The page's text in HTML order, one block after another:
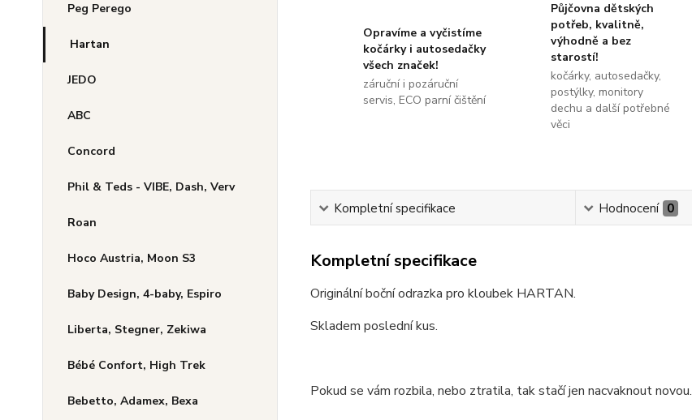
Peg Perego
Hartan
JEDO
ABC
Concord
Phil & Teds - VIBE, Dash, Verv
Roan
Hoco Austria, Moon S3
Baby Design, 4-baby, Espiro
Liberta, Stegner, Zekiwa
Bébé Confort, High Trek
Bebetto, Adamex, Bexa
Opravíme a vyčistíme
kočárky i autosedačky
všech značek!
záruční i pozáruční
servis, ECO parní čištění
Půjčovna dětských
potřeb, kvalitně,
výhodně a bez
starostí!
kočárky, autosedačky,
postýlky, monitory
dechu a další potřebné
věci
Kompletní specifikace Hodnocení 0
Kompletní specifikace
Originální boční odrazka pro kloubek HARTAN.
Skladem poslední kus.
Pokud se vám rozbila, nebo ztratila, tak stačí jen nacvaknout novou.